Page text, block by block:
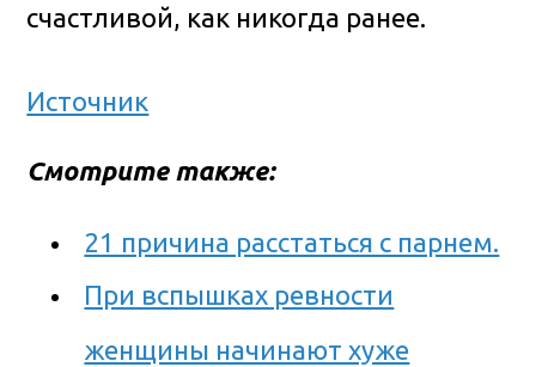
счастливой, как никогда ранее.
Источник
Смотрите также:
21 причина расстаться с парнем.
При вспышках ревности
женщины начинают хуже